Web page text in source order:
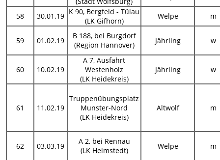
58 30.01.19 K 90, Bergfeld - Tülau
(LK Gifhorn)
Welpe m
59 01.02.19
B 188, bei Burgdorf
(Region Hannover)
Jährling w
60 10.02.19
A 7, Ausfahrt
Westenholz
(LK Heidekreis)
Jährling w
61 11.02.19
Truppenübungsplatz
Munster-Nord
(LK Heidekreis)
Altwolf m
62 03.03.19
A 2, bei Rennau
(LK Helmstedt)
Welpe m